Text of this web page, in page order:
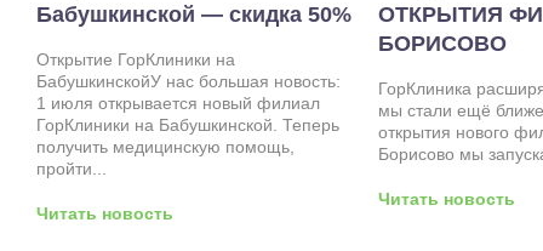
Бабушкинской — скидка 50%
Открытие ГорКлиники на
БабушкинскойУ нас большая новость:
1 июля открывается новый филиал
ГорКлиники на Бабушкинской. Теперь
получить медицинскую помощь,
пройти...
Читать новость
ОТКРЫТИЯ
БОРИСОВО
ГорКлиника
мы стали ещё
открытия нового
Борисово мы
Читать новость